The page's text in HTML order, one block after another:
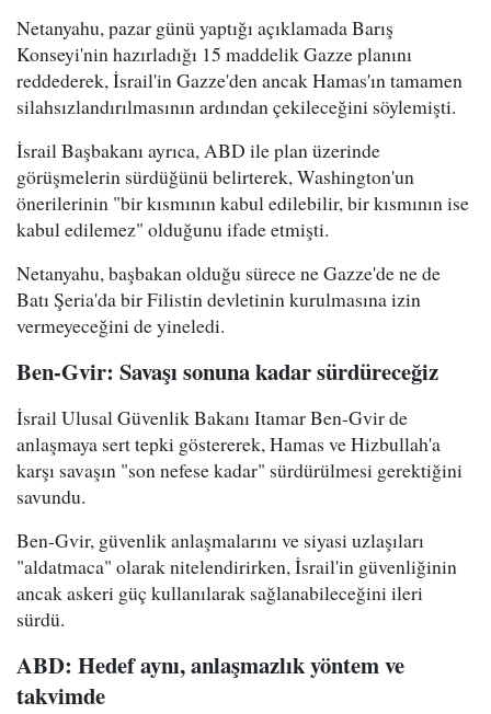
Netanyahu, pazar günü yaptığı açıklamada Barış
Konseyi'nin hazırladığı 15 maddelik Gazze planını
reddederek, İsrail'in Gazze'den ancak Hamas'ın tamamen
silahsızlandırılmasının ardından çekileceğini söylemişti.
İsrail Başbakanı ayrıca, ABD ile plan üzerinde
görüşmelerin sürdüğünü belirterek, Washington'un
önerilerinin "bir kısmının kabul edilebilir, bir kısmının ise
kabul edilemez" olduğunu ifade etmişti.
Netanyahu, başbakan olduğu sürece ne Gazze'de ne de
Batı Şeria'da bir Filistin devletinin kurulmasına izin
vermeyeceğini de yineledi.
Ben-Gvir: Savaşı sonuna kadar sürdüreceğiz
İsrail Ulusal Güvenlik Bakanı Itamar Ben-Gvir de
anlaşmaya sert tepki göstererek, Hamas ve Hizbullah'a
karşı savaşın "son nefese kadar" sürdürülmesi gerektiğini
savundu.
Ben-Gvir, güvenlik anlaşmalarını ve siyasi uzlaşıları
"aldatmaca" olarak nitelendirirken, İsrail'in güvenliğinin
ancak askeri güç kullanılarak sağlanabileceğini ileri
sürdü.
ABD: Hedef aynı, anlaşmazlık yöntem ve
takvimde